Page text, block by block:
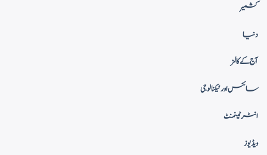
کشمیر
دنیا
آج کے کالمز
سائنس اور ٹیکنالوجی
انٹرٹینمنٹ
ویڈیوز